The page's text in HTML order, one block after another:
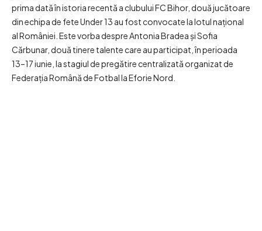
prima dată în istoria recentă a clubului FC Bihor, două jucătoare
din echipa de fete Under 13 au fost convocate la lotul național
al României. Este vorba despre Antonia Bradea și Sofia
Cărbunar, două tinere talente care au participat, în perioada
13–17 iunie, la stagiul de pregătire centralizată organizat de
Federația Română de Fotbal la Eforie Nord.